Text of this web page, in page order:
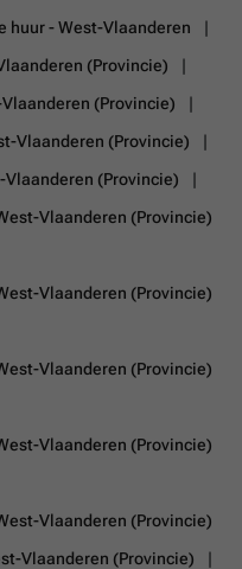
huur - West-Vlaanderen
(Provincie)
(Provincie)
Vlaanderen (Provincie)
(Provincie)
Vlaanderen (Provincie)
Vlaanderen (Provincie)
Vlaanderen (Provincie)
Vlaanderen (Provincie)
Vlaanderen (Provincie)
Vlaanderen (Provincie)